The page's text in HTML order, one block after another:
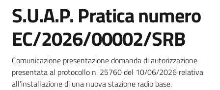
S.U.A.P. Pratica numero
EC/2026/00002/SRB
Comunicazione presentazione domanda di autorizzazione
presentata al protocollo n. 25760 del 10/06/2026 relativa
all’installazione di una nuova stazione radio base.